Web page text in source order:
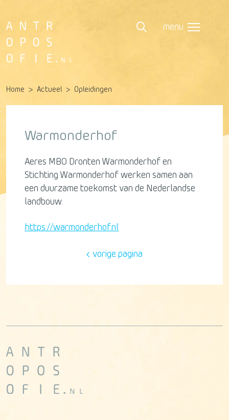
menu
Home Actueel Opleidingen
Warmonderhof
Aeres MBO Dronten Warmonderhof en
Stichting Warmonderhof werken samen aan
een duurzame toekomst van de Nederlandse
landbouw.
https://warmonderhof.nl
vorige pagina